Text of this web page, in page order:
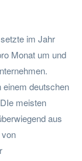
im Jahr
Monat um und
einem deutschen
meisten
aus